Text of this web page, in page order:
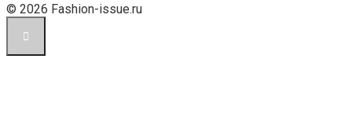
© 2026 Fashion-issue.ru